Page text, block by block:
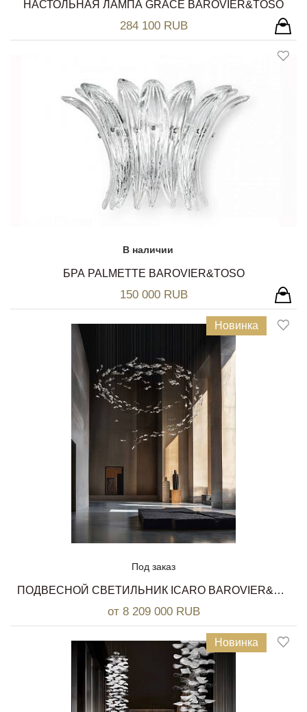
НАСТОЛЬНАЯ ЛАМПА GRACE BAROVIER&TOSO
284 100 RUB
В наличии
БРА PALMETTE BAROVIER&TOSO
150 000 RUB
Новинка
Под заказ
ПОДВЕСНОЙ СВЕТИЛЬНИК ICARO BAROVIER&TOSO
от 8 209 000 RUB
Новинка